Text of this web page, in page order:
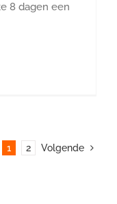
8 dagen een
1 2 Volgende